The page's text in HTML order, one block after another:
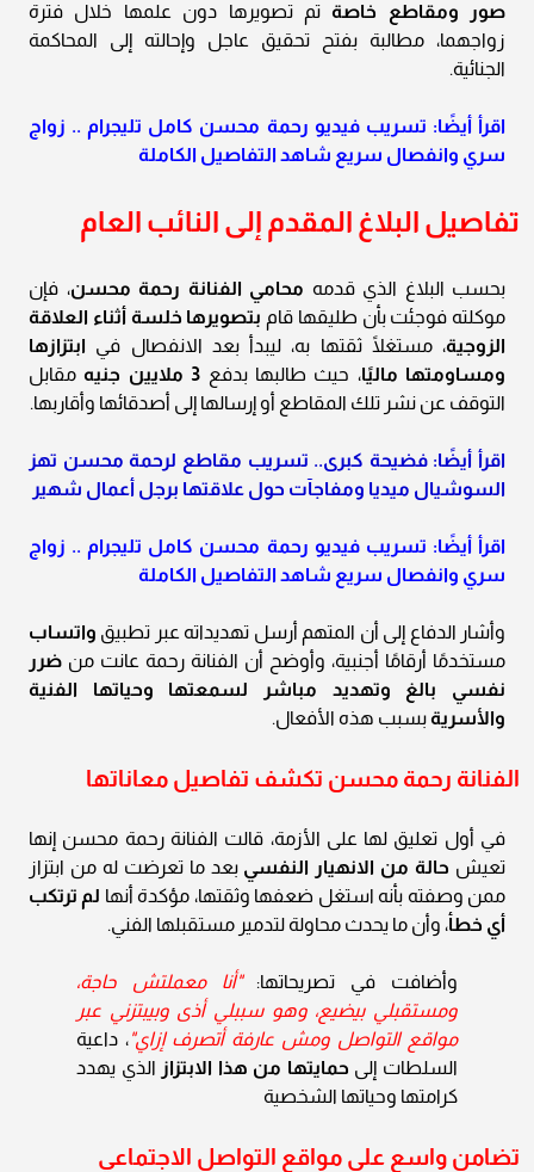
صور ومقاطع خاصةتم تصويرها دون علمها خلال فترة
زواجهما، مطالبة بفتح تحقيق عاجل وإحالته إلى المحاكمة
الجنائية.
اقرأ أيضًا: تسريب فيديو رحمة محسن كامل تليجرام .. زواج
سري وانفصال سريع شاهد التفاصيل الكاملة
تفاصيل البلاغ المقدم إلى النائب العام
بحسب البلاغ الذي قدمه محامي الفنانة رحمة محسن، فإن
موكلته فوجئت بأن طليقها قام بتصويرها خلسة أثناء العلاقة
الزوجية، مستغلًا ثقتها به، ليبدأ بعد الانفصال في ابتزازها
ومساومتها ماليًا، حيث طالبها بدفع 3 ملايين جنيه
مقابل
التوقف عن نشر تلك المقاطع أو إرسالها إلى أصدقائها وأقاربها.
اقرأ أيضًا: فضيحة كبرى.. تسريب مقاطع لرحمة محسن تهز
السوشيال ميديا ومفاجآت حول علاقتها برجل أعمال شهير
اقرأ أيضًا: تسريب فيديو رحمة محسن كامل تليجرام .. زواج
سري وانفصال سريع شاهد التفاصيل الكاملة
وأشار الدفاع إلى أن المتهم أرسل تهديداته عبر تطبيق واتساب
مستخدمًا أرقامًا أجنبية، وأوضح أن الفنانة رحمة عانت من ضرر
نفسي بالغ وتهديد مباشر لسمعتها وحياتها الفنية
والأسريةبسبب هذه الأفعال.
الفنانة رحمة محسن تكشف تفاصيل معاناتها
في أول تعليق لها على الأزمة، قالت الفنانة رحمة محسن إنها
تعيش حالة من الانهيار النفسي بعد ما تعرضت له من ابتزاز
ممن وصفته بأنه استغل ضعفها وثقتها، مؤكدة أنها لم ترتكب
أي خطأ، وأن ما يحدث محاولة لتدمير مستقبلها الفني.
وأضافت في تصريحاتها:"أنا معملتش حاجة،
ومستقبلي بيضيع، وهو سببلي أذى وبيبتزني عبر
مواقع التواصل ومش عارفة أتصرف إزاي"، داعية
السلطات إلى حمايتها من هذا الابتزاز الذي يهدد
كرامتها وحياتها الشخصية
تضامن واسع على مواقع التواصل الاجتماعي